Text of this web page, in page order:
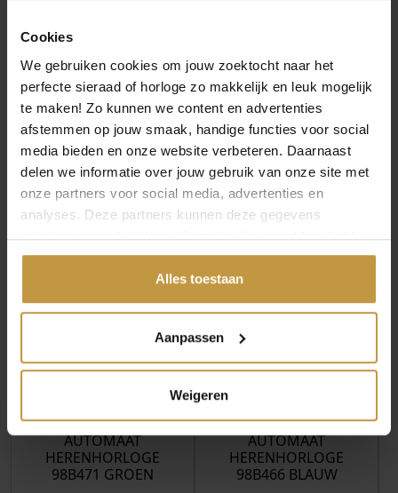
Cookies
We gebruiken cookies om jouw zoektocht naar het
perfecte sieraad of horloge zo makkelijk en leuk mogelijk
te maken! Zo kunnen we content en advertenties
afstemmen op jouw smaak, handige functies voor social
media bieden en onze website verbeteren. Daarnaast
delen we informatie over jouw gebruik van onze site met
onze partners voor social media, advertenties en
analyses. Deze partners kunnen deze gegevens
combineren met andere informatie die je met hen hebt
gedeeld of die ze hebben verzameld via jouw gebruik van
Alles toestaan
Aanpassen
Weigeren
Over Bulova Horloges
MEER VAN BULOVA HORLOGES
BULOVA MARINE STAR
AUTOMAAT
HERENHORLOGE
98B471 GROEN
BULOVA MARINE STAR
AUTOMAAT
HERENHORLOGE
98B466 BLAUW